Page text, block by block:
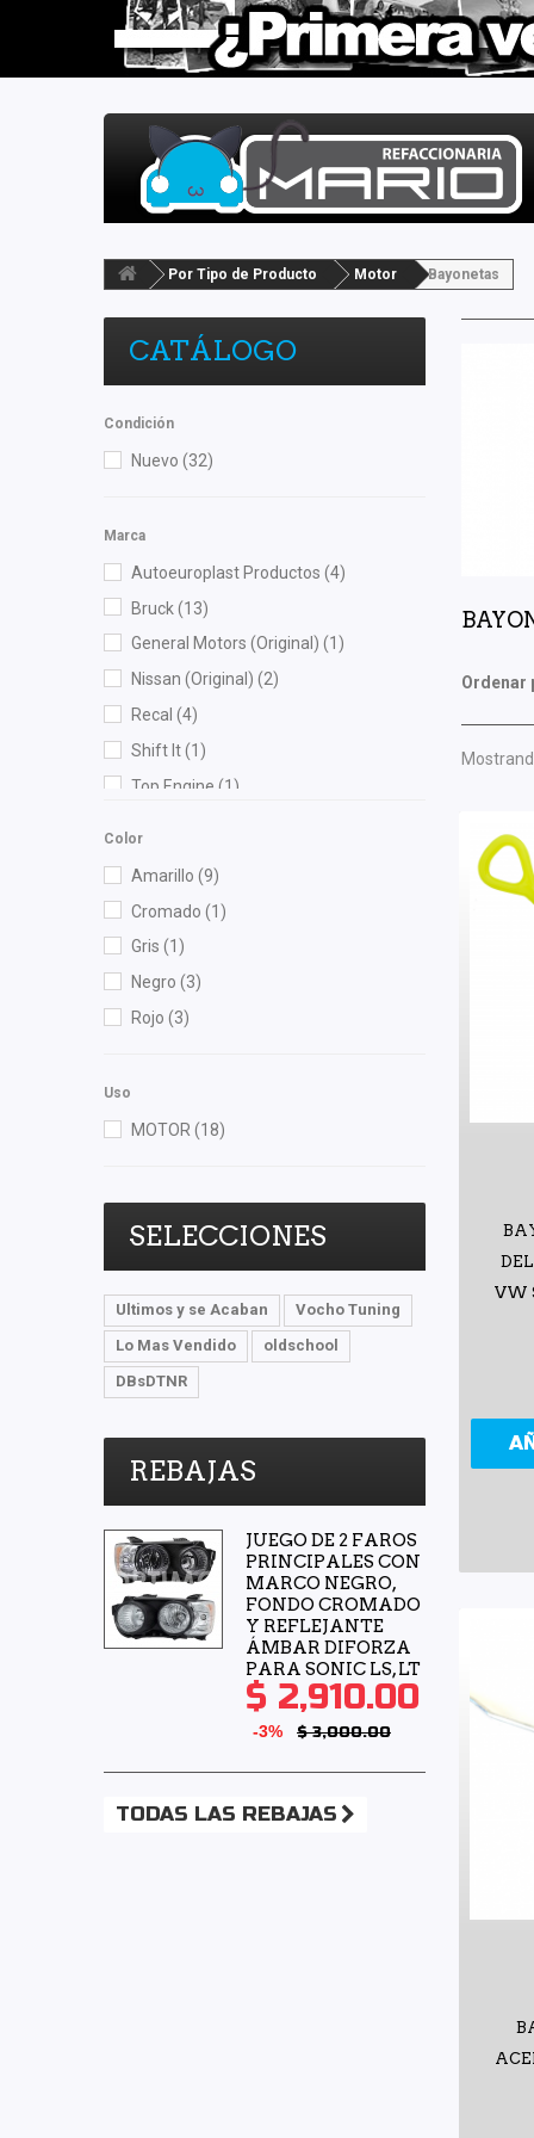
Por Tipo de Producto Motor Bayonetas
CATÁLOGO
Condición
Nuevo (32)
Marca
Autoeuroplast Productos (4)
Bruck(13)
General Motors (Original) (1)
Nissan (Original) (2)
Recal (4)
Shift It(1)
Top Engine (1)
Color
Amarillo (9)
Cromado (1)
Gris (1)
Negro (3)
Rojo (3)
Uso
MOTOR (18)
SELECCIONES
Ultimos y se Acaban
Vocho Tuning
Lo Mas Vendido
oldschool
DBsDTNR
REBAJAS
JUEGO DE 2 FAROS
PRINCIPALES CON
MARCO NEGRO,
FONDO CROMADO
Y REFLEJANTE
ÁMBAR DIFORZA
PARA SONIC LS, LT
$ 2,910.00
-3% $ 3,000.00
TODAS LAS REBAJAS
Ordenar
VW